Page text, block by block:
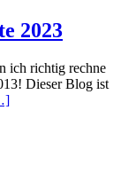
2023
ich richtig rechne
Dieser Blog ist